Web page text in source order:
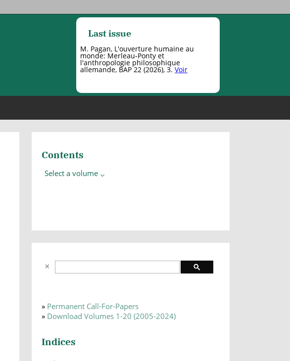
Last issue
M. Pagan, L'ouverture humaine au
monde: Merleau-Ponty et
l'anthropologie philosophique
allemande, BAP 22 (2026), 3. Voir
Contents
Select a volume
» Permanent Call-For-Papers
» Download Volumes 1-20 (2005-2024)
Indices